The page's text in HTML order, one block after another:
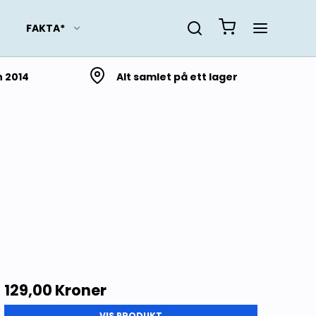
Lokalhistorie fra
FAKTA*
Alt samlet på ett lager
129,00 Kroner